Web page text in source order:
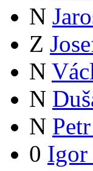
N
Z
N
N
N
0 Igor